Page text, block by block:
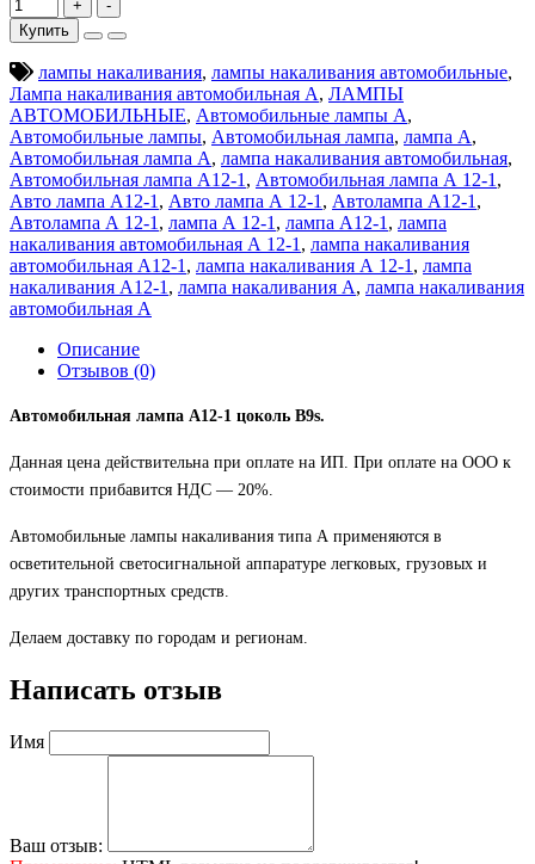
Купить
лампы накаливания, лампы накаливания автомобильные,
Лампа накаливания автомобильная А, ЛАМПЫ
АВТОМОБИЛЬНЫЕ, Автомобильные лампы А,
Автомобильные лампы, Автомобильная лампа, лампа А,
Автомобильная лампа А, лампа накаливания автомобильная,
Автомобильная лампа А12-1 , Автомобильная лампа А 12-1 ,
Авто лампа А12-1 , Авто лампа А 12-1 , Автолампа А12-1 ,
Автолампа А 12-1 , лампа А 12-1 , лампа А12-1 , лампа
накаливания автомобильная А 12-1 , лампа накаливания
автомобильная А12-1 , лампа накаливания А 12-1 , лампа
накаливания А12-1 , лампа накаливания А, лампа накаливания
автомобильная А
Описание
Отзывов (0)
Автомобильная лампа А12-1 цоколь B9s.
Данная цена действительна при оплате на ИП. При оплате на ООО к
стоимости прибавится НДС ― 20%.
Автомобильные лампы накаливания типа А применяются в
осветительной светосигнальной аппаратуре легковых, грузовых и
других транспортных средств.
Делаем доставку по городам и регионам.
Написать отзыв
Имя
Ваш отзыв: